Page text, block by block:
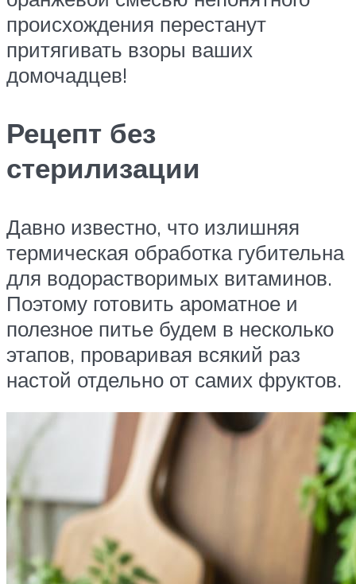
происхождения перестанут
притягивать взоры ваших
домочадцев!
Рецепт без
стерилизации
Давно известно, что излишняя
термическая обработка губительна
для водорастворимых витаминов.
Поэтому готовить ароматное и
полезное питье будем в несколько
этапов, проваривая всякий раз
настой отдельно от самих фруктов.